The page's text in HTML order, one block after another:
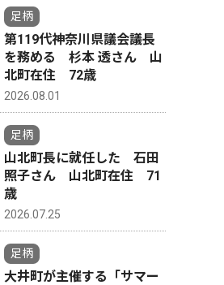
足柄
第119代神奈川県議会議長
を務める 杉本 透さん 山
北町在住 72歳
2026.08.01
足柄
山北町長に就任した 石田
照子さん 山北町在住 71
歳
2026.07.25
足柄
大井町が主催する「サマー